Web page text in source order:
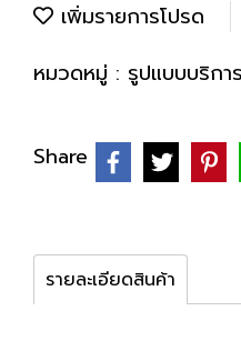
เพิ่มรายการโปรด
หมวดหมู่ : รูปแบบบริการ
Share
รายละเอียดสินค้า